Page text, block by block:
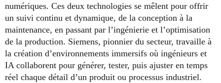
numériques. Ces deux technologies se mêlent pour offrir
un suivi continu et dynamique, de la conception à la
maintenance, en passant par l’ingénierie et l’optimisation
de la production. Siemens, pionnier du secteur, travaille à
la création d’environnements immersifs où ingénieurs et
IA collaborent pour générer, tester, puis ajuster en temps
réel chaque détail d’un produit ou processus industriel.